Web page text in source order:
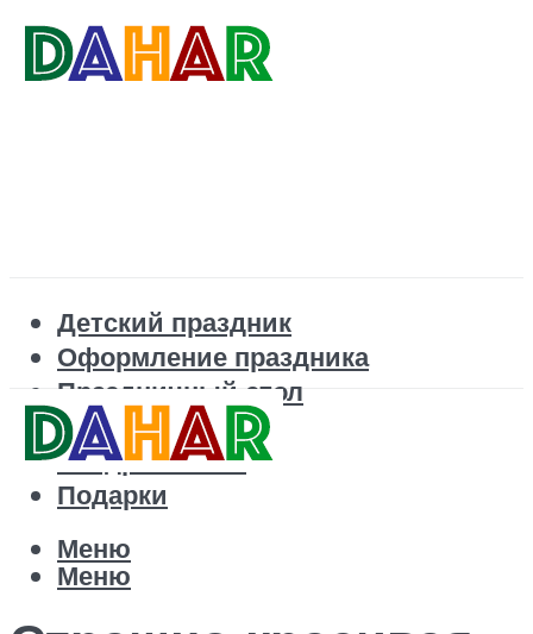
Детский праздник
Оформление праздника
Праздничный стол
Корпоратив
Поздравления
Подарки
Меню
Меню